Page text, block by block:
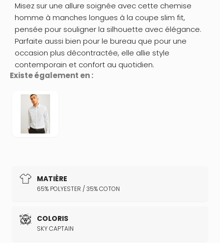
MATIÈRE
65% POLYESTER / 35% COTON
COLORIS
SKY CAPTAIN
Existe également en :
Misez sur une allure soignée avec cette chemise
homme à manches longues à la coupe slim fit,
pensée pour souligner la silhouette avec élégance.
Parfaite aussi bien pour le bureau que pour une
occasion plus décontractée, elle allie style
contemporain et confort au quotidien.